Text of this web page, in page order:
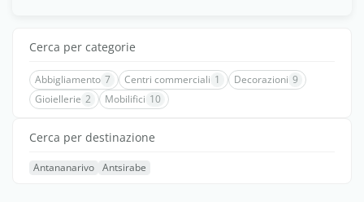
Cerca per categorie
Abbigliamento 7 Centri commerciali 1 Decorazioni 9
Gioiellerie 2 Mobilifici 10
Cerca per destinazione
Antananarivo Antsirabe